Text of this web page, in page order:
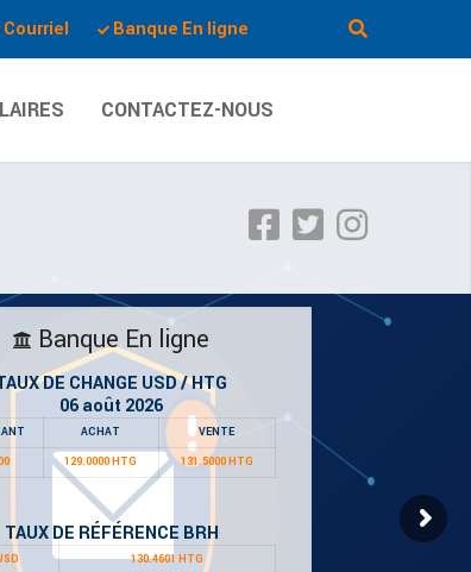
Courriel Banque En ligne
CONTACTEZ-NOUS
Banque En ligne
DE CHANGE USD / HTG
06 août 2026
ACHAT
VENTE
129.0000 HTG 131.5000 HTG
TAUX DE RÉFÉRENCE BRH
130.4601 HTG